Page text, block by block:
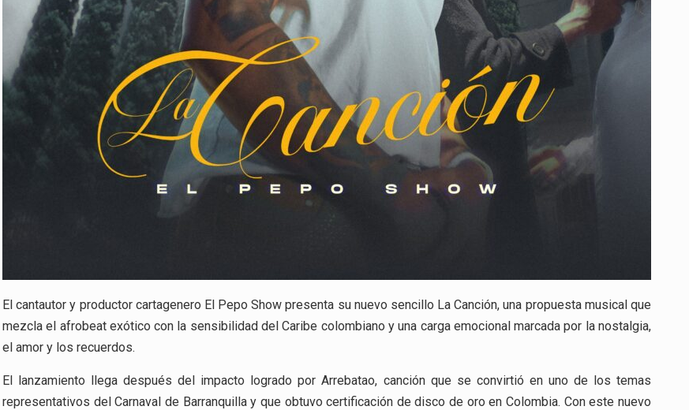
El cantautor y productor cartagenero El Pepo Show presenta su nuevo sencillo La Canción, una propuesta musical que
mezcla el afrobeat exótico con la sensibilidad del Caribe colombiano y una carga emocional marcada por la nostalgia,
el amor y los recuerdos.
El lanzamiento llega después del impacto logrado por Arrebatao, canción que se convirtió en uno de los temas
representativos del Carnaval de Barranquilla y que obtuvo certificación de disco de oro en Colombia. Con este nuevo